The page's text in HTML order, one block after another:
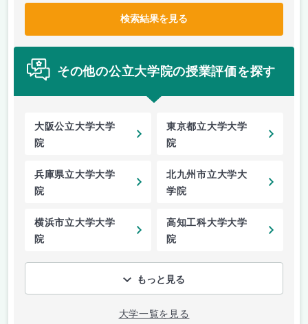
検索結果を見る
その他の公立大学院の授業評価を探す
大阪公立大学大学
院
東京都立大学大学
院
兵庫県立大学大学
院
北九州市立大学大
学院
横浜市立大学大学
院
高知工科大学大学
院
もっと見る
大学一覧を見る